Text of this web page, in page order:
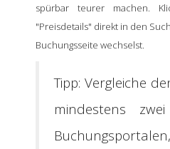
spürbar teurer machen.
"Preisdetails" direkt in den
Buchungsseite wechselst.
Tipp: Vergleiche
mindestens